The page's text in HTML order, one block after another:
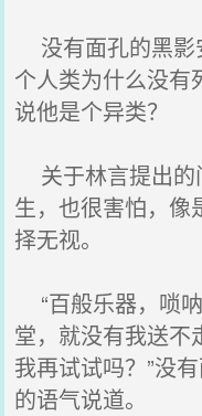
没有面孔的黑影
个人类为什么没有
说他是个异类？
关于林言提出的
生，也很害怕，像
择无视。
“百般乐器，唢
堂，就没有我送不
我再试试吗？”没
的语气说道。